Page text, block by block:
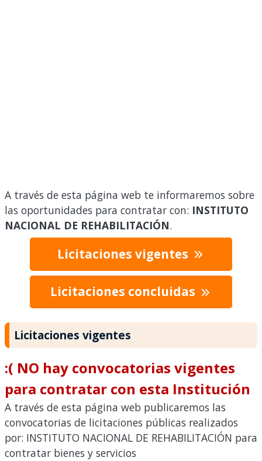
A través de esta página web te informaremos sobre
las oportunidades para contratar con: INSTITUTO
NACIONAL DE REHABILITACIÓN.
Licitaciones vigentes
Licitaciones concluidas
Licitaciones vigentes
:( NO hay convocatorias vigentes
para contratar con esta Institución
A través de esta página web publicaremos las
convocatorias de licitaciones públicas realizados
por: INSTITUTO NACIONAL DE REHABILITACIÓN para
contratar bienes y servicios